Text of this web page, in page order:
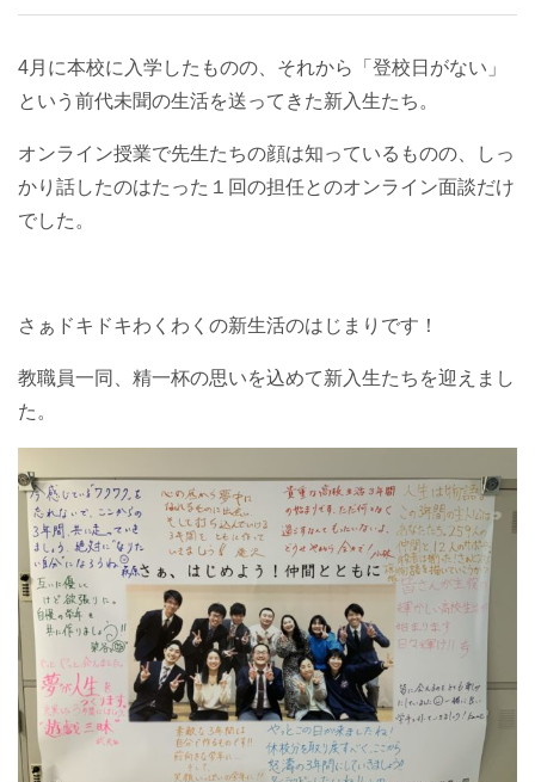
4月に本校に入学したものの、それから「登校日がない」
という前代未聞の生活を送ってきた新入生たち。
オンライン授業で先生たちの顔は知っているものの、しっ
かり話したのはたった１回の担任とのオンライン面談だけ
でした。
さぁドキドキわくわくの新生活のはじまりです！
教職員一同、精一杯の思いを込めて新入生たちを迎えまし
た。